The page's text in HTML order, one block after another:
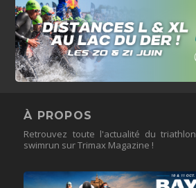
À PROPOS
Retrouvez toute l'actualité du
swimrun sur Trimax Magazine !